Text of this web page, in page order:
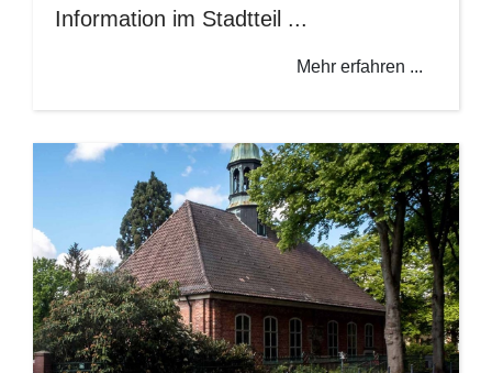
Information im Stadtteil ...
Mehr erfahren ...